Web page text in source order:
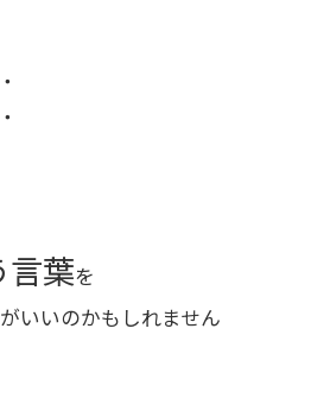
言葉を
いいのかもしれません